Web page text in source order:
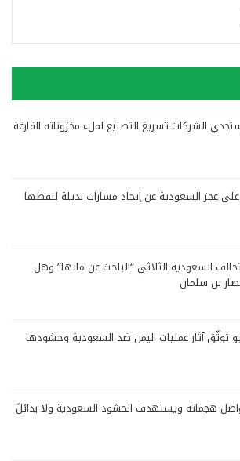
الشركات تسريعَ التصنيع لملء مخزوناته الفارغة
عجز السعودية عن إيجاد مسارات بديلة لنفطها
السعودية الثلاثي “الباحث عن مالها” وهل
بن سلمان
توثّق آثار عمليات اليمن ضد السعودية وحشودها
هجماته ويستهدف الحشود السعودية ولا بدائلَ